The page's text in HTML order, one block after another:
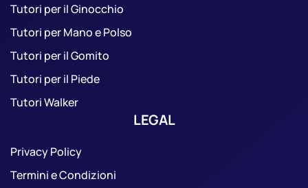
Tutori per il Ginocchio
Tutori per Mano e Polso
Tutori per il Gomito
Tutori per il Piede
Tutori Walker
LEGAL
Privacy Policy
Termini e Condizioni